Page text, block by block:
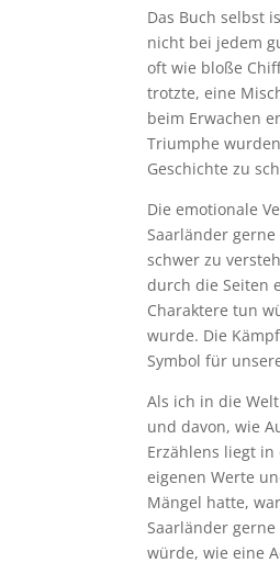
Das Buch selbst
nicht bei jedem
oft wie bloße
trotzte, eine
beim Erwachen
Triumphe
Geschichte zu
Die emotionale
Saarländer
schwer zu
durch die Seiten
Charaktere tun
wurde. Die
Symbol für
Als ich in die
und davon, wie
Erzählens liegt
eigenen Werte
Mängel hatte,
Saarländer
würde, wie eine